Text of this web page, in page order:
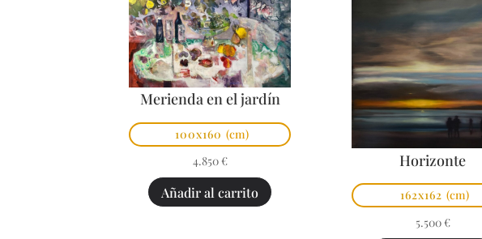
Merienda en el jardín
100x160 (cm)
4.850 €
Añadir al carrito
Horizonte
162x162 (cm)
5.500 €